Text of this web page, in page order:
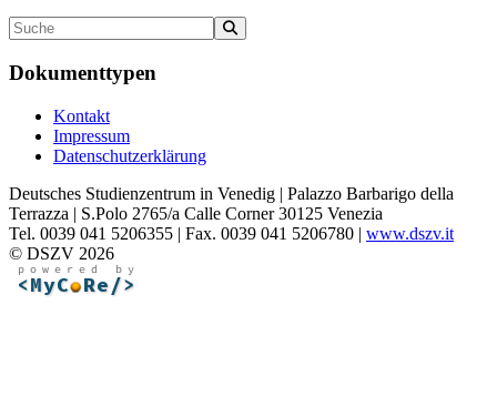
Dokumenttypen
Kontakt
Impressum
Datenschutzerklärung
Deutsches Studienzentrum in Venedig | Palazzo Barbarigo della
Terrazza | S.Polo 2765/a Calle Corner 30125 Venezia
Tel. 0039 041 5206355 | Fax. 0039 041 5206780 | www.dszv.it
© DSZV 2026